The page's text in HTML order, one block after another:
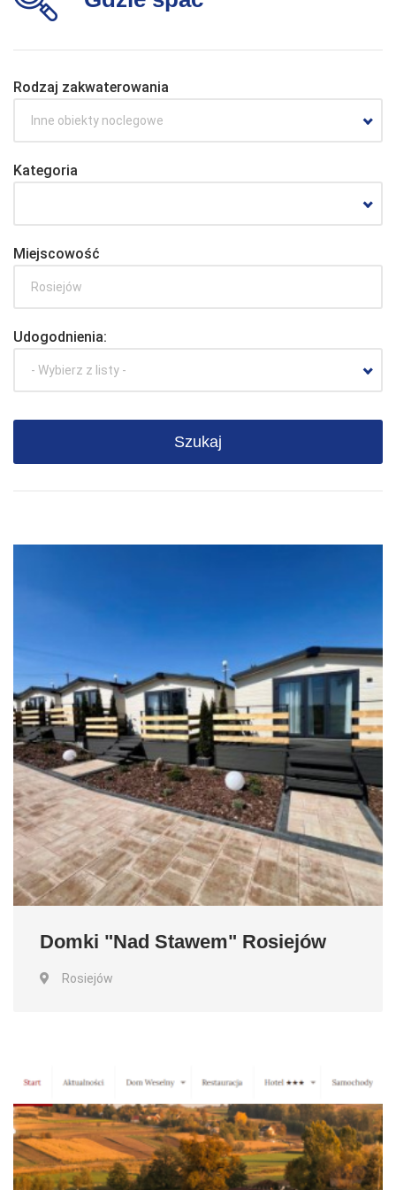
Rodzaj zakwaterowania
Inne obiekty noclegowe
Kategoria
Miejscowość
Udogodnienia:
- Wybierz z listy -
Domki "Nad Stawem" Rosiejów
Rosiejów